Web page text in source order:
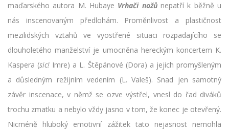
maďarského autora M. Hubaye Vrhači nožůnepatří k běžně u
nás inscenovaným předlohám. Proměnlivost a plastičnost
mezilidských vztahů ve vyostřené situaci rozpadajícího se
dlouholetého manželství je umocněna hereckým koncertem K.
Kaspera (sic! Imre) a L. Štěpánové (Dora) a jejich promyšleným
a důsledným režijním vedením (L. Valeš). Snad jen samotný
závěr inscenace, v němž se ozve výstřel, vnesl do řad diváků
trochu zmatku a nebylo vždy jasno v tom, že konec je otevřený.
Nicméně hluboký emotivní zážitek tato nejasnost nemohla